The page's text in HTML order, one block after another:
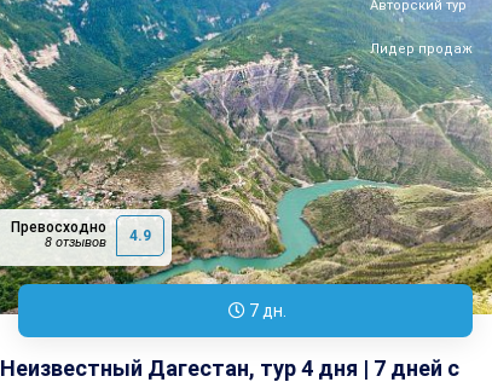
Превосходно
8 отзывов 4.9
Авторский тур
Лидер продаж
7 дн.
Неизвестный Дагестан, тур 4 дня | 7 дней с